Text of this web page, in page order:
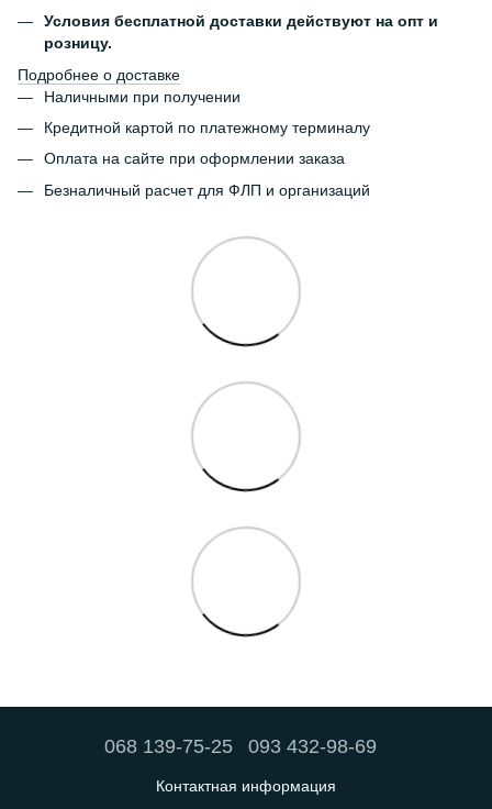
Условия бесплатной доставки действуют на опт и
розницу.
Подробнее о доставке
Наличными при получении
Кредитной картой по платежному терминалу
Оплата на сайте при оформлении заказа
Безналичный расчет для ФЛП и организаций
068 139-75-25 093 432-98-69
Контактная информация